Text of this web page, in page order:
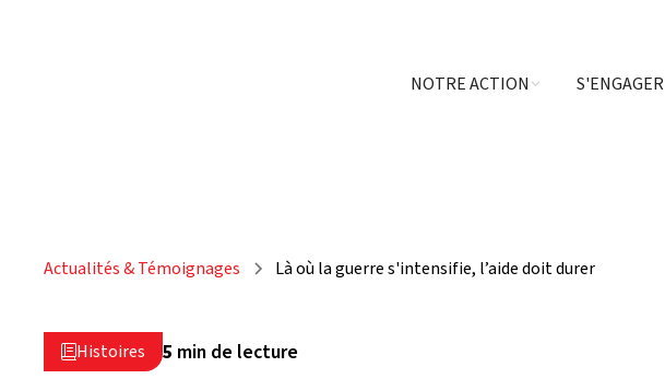
NOTRE ACTION S'ENGAGER
Actualités & Témoignages Là où la guerre s'intensifie, l’aide doit durer
 Histoires 5 min de lecture